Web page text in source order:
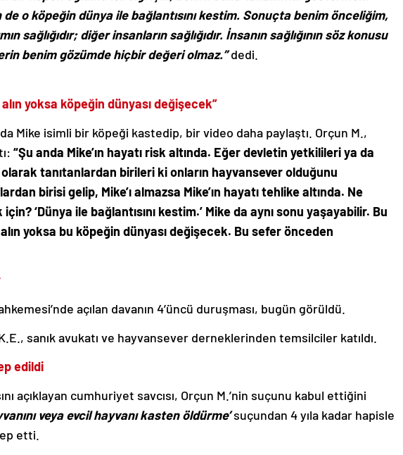
o köpeğin dünya ile bağlantısını kestim. Sonuçta benim önceliğim,
sağlığıdır; diğer insanların sağlığıdır. İnsanın sağlığının söz konusu
benim gözümde hiçbir değeri olmaz.”dedi.
alın yoksa köpeğin dünyası değişecek”
Mike isimli bir köpeği kastedip, bir video daha paylaştı. Orçun M.,
“Şu anda Mike’ın hayatı risk altında. Eğer devletin yetkilileri ya da
tanıtanlardan birileri ki onların hayvansever olduğunu
birisi gelip, Mike’ı almazsa Mike’ın hayatı tehlike altında. Ne
‘Dünya ile bağlantısını kestim.’ Mike da aynı sonu yaşayabilir. Bu
alın yoksa bu köpeğin dünyası değişecek. Bu sefer önceden
açılan davanın 4’üncü duruşması, bugün görüldü.
sanık avukatı ve hayvansever derneklerinden temsilciler katıldı.
edildi
açıklayan cumhuriyet savcısı, Orçun M.’nin suçunu kabul ettiğini
veya evcil hayvanı kasten öldürme’suçundan 4 yıla kadar hapisle
etti.